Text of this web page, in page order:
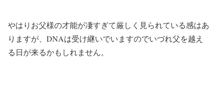
やはりお父様の才能が凄すぎて厳しく見られている感はあ
りますが、DNAは受け継いでいますのでいづれ父を越え
る日が来るかもしれません。